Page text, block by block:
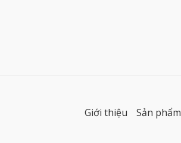
Giới thiệu Sản phẩm